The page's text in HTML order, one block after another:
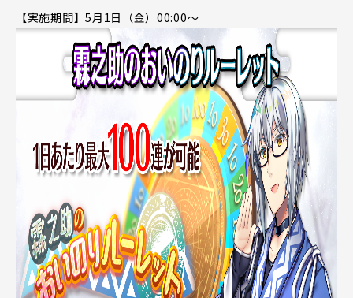
【実施期間】5月1日（金）00:00～